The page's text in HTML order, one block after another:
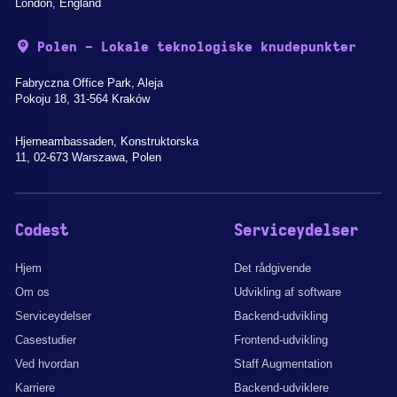
London, England
Polen - Lokale teknologiske knudepunkter
Fabryczna Office Park, Aleja
Pokoju 18, 31-564 Kraków
Hjerneambassaden, Konstruktorska
11, 02-673 Warszawa, Polen
Codest
Hjem
Om os
Serviceydelser
Casestudier
Ved hvordan
Karriere
Serviceydelser
Det rådgivende
Udvikling af software
Backend-udvikling
Frontend-udvikling
Staff Augmentation
Backend-udviklere